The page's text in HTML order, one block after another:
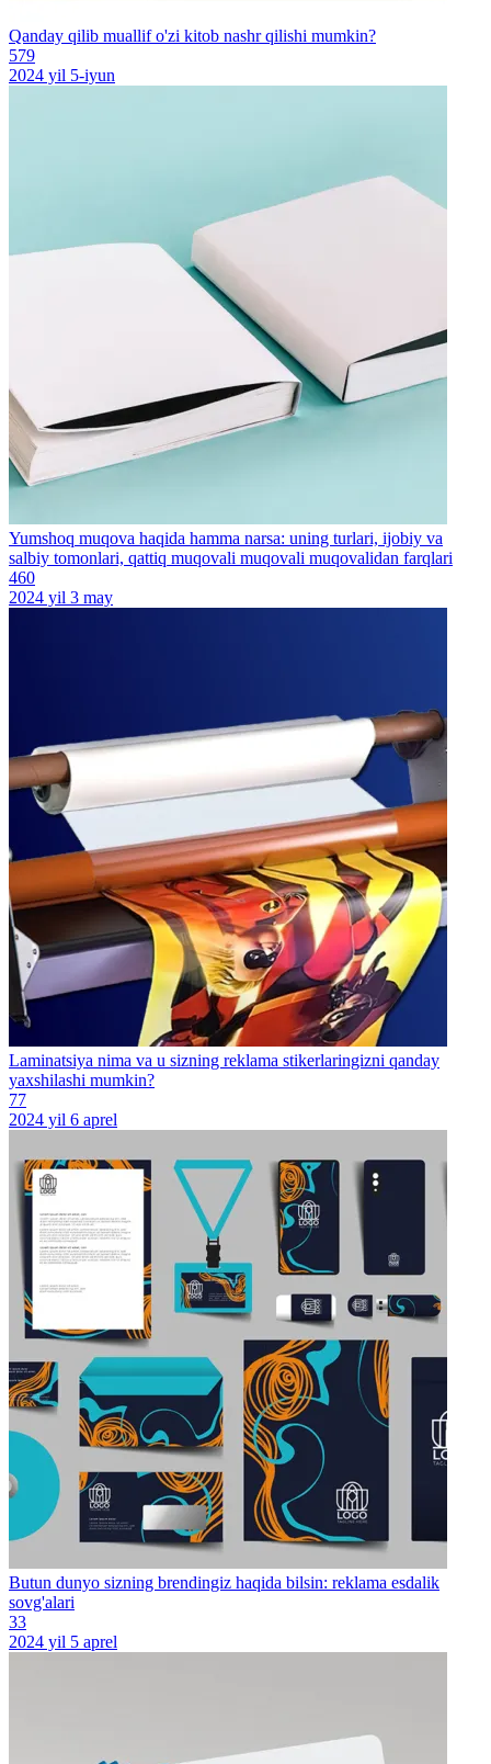
Qanday qilib muallif o'zi kitob nashr qilishi mumkin?
579
2024 yil 5-iyun
Yumshoq muqova haqida hamma narsa: uning turlari, ijobiy va
salbiy tomonlari, qattiq muqovali muqovali muqovalidan farqlari
460
2024 yil 3 may
Laminatsiya nima va u sizning reklama stikerlaringizni qanday
yaxshilashi mumkin?
77
2024 yil 6 aprel
Butun dunyo sizning brendingiz haqida bilsin: reklama esdalik
sovg'alari
33
2024 yil 5 aprel